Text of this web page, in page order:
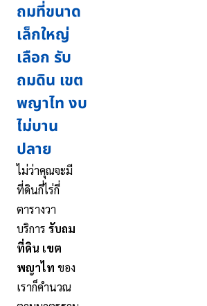
ถมที่ขนาด
เล็กใหญ่
เลือก รับ
ถมดิน เขต
พญาไท งบ
ไม่บาน
ปลาย
ไม่ว่าคุณจะมี
ที่ดินกี่ไร่กี่
ตารางวา
บริการ รับถม
ที่ดิน เขต
พญาไท ของ
เราก็คำนวณ